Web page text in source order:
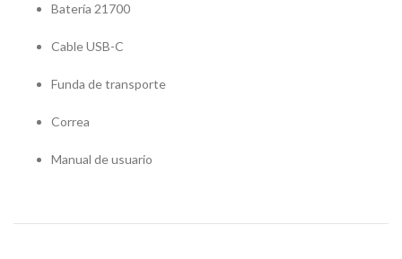
Batería 21700
Cable USB-C
Funda de transporte
Correa
Manual de usuario